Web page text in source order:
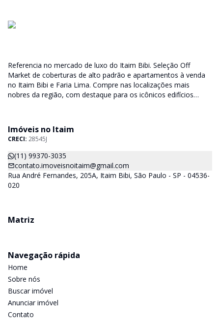
Referencia no mercado de luxo do Itaim Bibi. Seleção Off
Market de coberturas de alto padrão e apartamentos à venda
no Itaim Bibi e Faria Lima. Compre nas localizações mais
nobres da região, com destaque para os icônicos edifícios
Imóveis no Itaim
CRECI: 28545J
(11) 99370-3035
contato.imoveisnoitaim@gmail.com
Rua André Fernandes, 205A, Itaim Bibi, São Paulo - SP - 04536-
020
Matriz
Navegação rápida
Home
Sobre nós
Buscar imóvel
Anunciar imóvel
Contato